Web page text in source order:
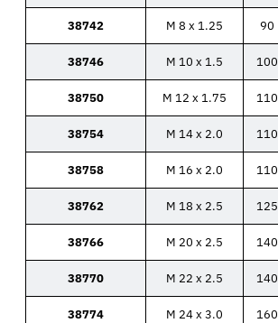
38742 M 8 x 1.25 90
38746 M 10 x 1.5 100
38750 M 12 x 1.75 110
38754 M 14 x 2.0 110
38758 M 16 x 2.0 110
38762 M 18 x 2.5 125
38766 M 20 x 2.5 140
38770 M 22 x 2.5 140
38774 M 24 x 3.0 160